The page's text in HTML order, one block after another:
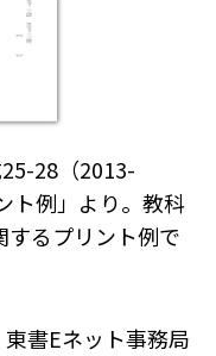
28（2013-
ト例」より。教科
るプリント例で
東書Eネット事務局